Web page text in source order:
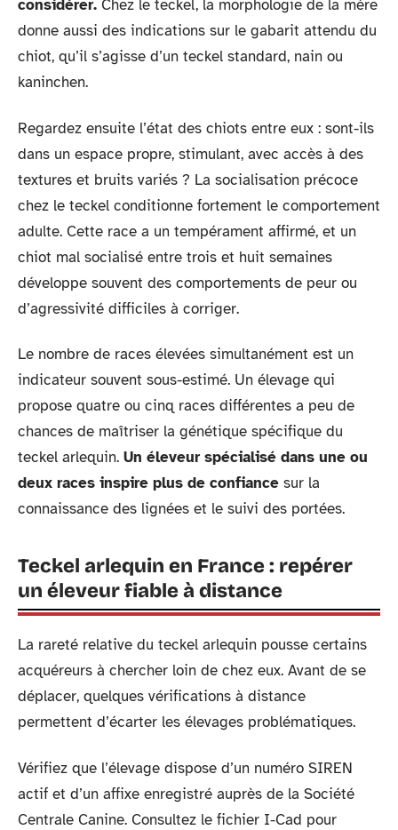
considérer. Chez le teckel, la morphologie de la mère
donne aussi des indications sur le gabarit attendu du
chiot, qu’il s’agisse d’un teckel standard, nain ou
kaninchen.
Regardez ensuite l’état des chiots entre eux : sont-ils
dans un espace propre, stimulant, avec accès à des
textures et bruits variés ? La socialisation précoce
chez le teckel conditionne fortement le comportement
adulte. Cette race a un tempérament affirmé, et un
chiot mal socialisé entre trois et huit semaines
développe souvent des comportements de peur ou
d’agressivité difficiles à corriger.
Le nombre de races élevées simultanément est un
indicateur souvent sous-estimé. Un élevage qui
propose quatre ou cinq races différentes a peu de
chances de maîtriser la génétique spécifique du
teckel arlequin. Un éleveur spécialisé dans une ou
deux races inspire plus de confiance sur la
connaissance des lignées et le suivi des portées.
Teckel arlequin en France : repérer
un éleveur fiable à distance
La rareté relative du teckel arlequin pousse certains
acquéreurs à chercher loin de chez eux. Avant de se
déplacer, quelques vérifications à distance
permettent d’écarter les élevages problématiques.
Vérifiez que l’élevage dispose d’un numéro SIREN
actif et d’un affixe enregistré auprès de la Société
Centrale Canine. Consultez le fichier I-Cad pour